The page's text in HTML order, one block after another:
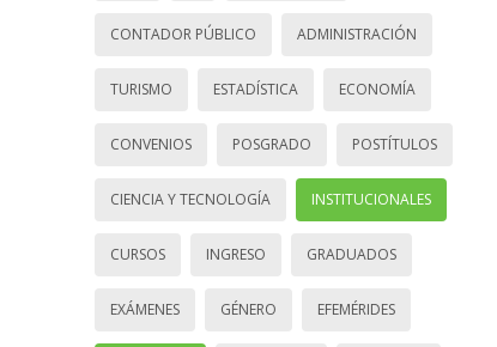
CONTADOR PÚBLICO ADMINISTRACIÓN
TURISMO ESTADÍSTICA ECONOMÍA
CONVENIOS POSGRADO POSTÍTULOS
CIENCIA Y TECNOLOGÍA INSTITUCIONALES
CURSOS INGRESO GRADUADOS
EXÁMENES GÉNERO EFEMÉRIDES